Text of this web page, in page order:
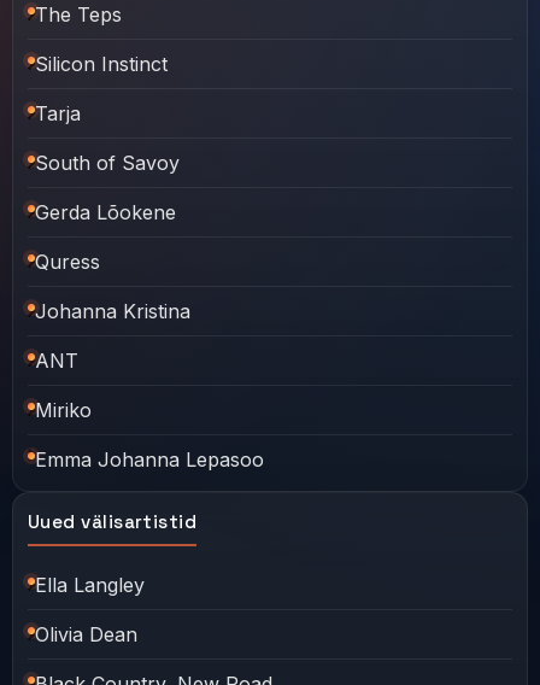
The Teps
Silicon Instinct
Tarja
South of Savoy
Gerda Lõokene
Quress
Johanna Kristina
ANT
Miriko
Emma Johanna Lepasoo
Uued välisartistid
Ella Langley
Olivia Dean